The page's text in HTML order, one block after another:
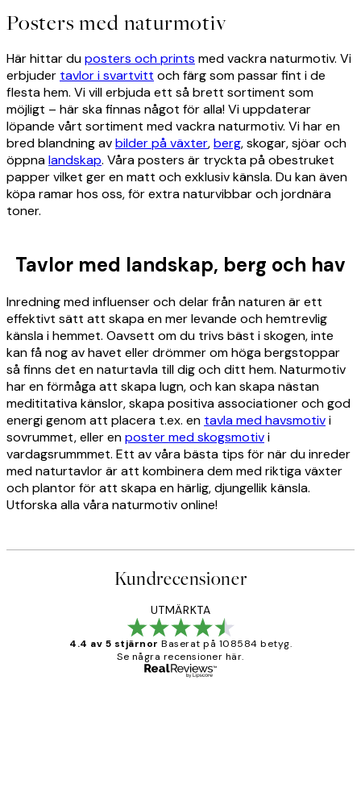
Posters med naturmotiv
Här hittar duposters och prints med vackra naturmotiv. Vi
erbjuder tavlor i svartvitt och färg som passar fint i de
flesta hem. Vi vill erbjuda ett så brett sortiment som
möjligt – här ska finnas något för alla! Vi uppdaterar
löpande vårt sortiment med vackra naturmotiv. Vi har en
bred blandning avbilder på växter,berg, skogar, sjöar och
öppnalandskap. Våra posters är tryckta på obestruket
papper vilket ger en matt och exklusiv känsla. Du kan även
köpa ramar hos oss, för extra naturvibbar och jordnära
toner.
Tavlor med landskap, berg och hav
Inredning med influenser och delar från naturen är ett
effektivt sätt att skapa en mer levande och hemtrevlig
känsla i hemmet. Oavsett om du trivs bäst i skogen, inte
kan få nog av havet eller drömmer om höga bergstoppar
så finns det en naturtavla till dig och ditt hem. Naturmotiv
har en förmåga att skapa lugn, och kan skapa nästan
medititativa känslor, skapa positiva associationer och god
energi genom att placera t.ex. en tavla med havsmotivi
sovrummet, eller enposter med skogsmotivi
vardagsrummmet. Ett av våra bästa tips för när du inreder
med naturtavlor är att kombinera dem med riktiga växter
och plantor för att skapa en härlig, djungellik känsla.
Utforska alla våra naturmotiv online!
Kundrecensioner
UTMÄRKTA
4.4 av 5 stjärnor Baserat på 108584 betyg.
Se några recensioner här.